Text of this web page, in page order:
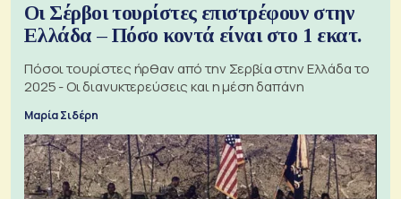
Οι Σέρβοι τουρίστες επιστρέφουν στην
Ελλάδα – Πόσο κοντά είναι στο 1 εκατ.
Πόσοι τουρίστες ήρθαν από την Σερβία στην Ελλάδα το
2025 - Οι διανυκτερεύσεις και η μέση δαπάνη
Μαρία Σιδέρη